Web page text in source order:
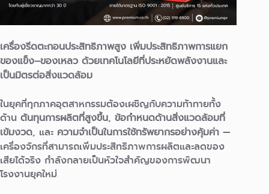
เครื่องรีดตะกอนประสิทธิภาพสูง เพิ่มประสิทธิภาพการแยก
ของแข็ง–ของเหลว ด้วยเทคโนโลยีที่ประหยัดพลังงานและ
เป็นมิตรต่อสิ่งแวดล้อม
ในยุคที่ทุกภาคอุตสาหกรรมต้องเผชิญกับความท้าทายทั้ง
ด้าน ต้นทุนการผลิตที่สูงขึ้น, ข้อกำหนดด้านสิ่งแวดล้อมที่
เข้มงวด, และ ความจำเป็นในการใช้ทรัพยากรอย่างคุ้มค่า —
เครื่องจักรที่สามารถเพิ่มประสิทธิภาพการผลิตและลดของ
เสียได้จริง กำลังกลายเป็นหัวใจสำคัญของการพัฒนา
โรงงานยุคใหม่